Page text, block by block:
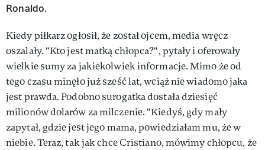
Ronaldo.
Kiedy piłkarz ogłosił, że został ojcem, media wręcz
oszalały. "Kto jest matką chłopca?", pytały i oferowały
wielkie sumy za jakiekolwiek informacje. Mimo że od
tego czasu minęło już sześć lat, wciąż nie wiadomo jaka
jest prawda. Podobno surogatka dostała dziesięć
milionów dolarów za milczenie. "Kiedyś, gdy mały
zapytał, gdzie jest jego mama, powiedziałam mu, że w
niebie. Teraz, tak jak chce Cristiano, mówimy chłopcu, że